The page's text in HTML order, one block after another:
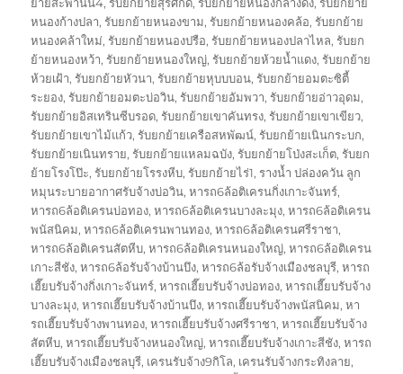
หนองก้างปลา,รับยกย้ายหนองขาม,รับยกย้ายหนองคล้อ,รับยกย้าย
หนองคล้าใหม่,รับยกย้ายหนองปรือ,รับยกย้ายหนองปลาไหล,รับยก
ย้ายหนองหว้า,รับยกย้ายหนองใหญ่,รับยกย้ายห้วยน้ำแดง,รับยกย้าย
ห้วยเฝ้า,รับยกย้ายหัวนา,รับยกย้ายหุบบบอน,รับยกย้ายอมตะซิตี้
ระยอง,รับยกย้ายอมตะบ่อวิน,รับยกย้ายอัมพวา,รับยกย้ายอ่าวอุดม,
รับยกย้ายอิสเทรินซีบรอด,รับยกย้ายเขาคันทรง,รับยกย้ายเขาเขียว,
รับยกย้ายเขาไม้แก้ว,รับยกย้ายเครือสหพัฒน์,รับยกย้ายเนินกระบก,
รับยกย้ายเนินทราย,รับยกย้ายแหลมฉบัง,รับยกย้ายโป่งสะเก็ต,รับยก
ย้ายโรงโป๊ะ,รับยกย้ายโรรงหีบ,รับยกย้ายไร่1,รางน้ำ ปล่องควัน ลูก
หมุนระบายอากาศรับจ้างบ่อวิน,หารถ6ล้อติเครนกิ่งเกาะจันทร์,
หารถ6ล้อติเครนบ่อทอง,หารถ6ล้อติเครนบางละมุง,หารถ6ล้อติเครน
พนัสนิคม,หารถ6ล้อติเครนพานทอง,หารถ6ล้อติเครนศรีราชา,
หารถ6ล้อติเครนสัตหีบ,หารถ6ล้อติเครนหนองใหญ่,หารถ6ล้อติเครน
เกาะสีชัง,หารถ6ล้อรับจ้างบ้านบึง,หารถ6ล้อรับจ้างเมืองชลบุรี,หารถ
เฮี๊ยบรับจ้างกิ่งเกาะจันทร์,หารถเฮี๊ยบรับจ้างบ่อทอง,หารถเฮี๊ยบรับจ้าง
บางละมุง,หารถเฮี๊ยบรับจ้างบ้านบึง,หารถเฮี๊ยบรับจ้างพนัสนิคม,หา
รถเฮี๊ยบรับจ้างพานทอง,หารถเฮี๊ยบรับจ้างศรีราชา,หารถเฮี๊ยบรับจ้าง
สัตหีบ,หารถเฮี๊ยบรับจ้างหนองใหญ่,หารถเฮี๊ยบรับจ้างเกาะสีชัง,หารถ
เฮี๊ยบรับจ้างเมืองชลบุรี, เครนรับจ้าง9กิโล, เครนรับจ้างกระทิงลาย,